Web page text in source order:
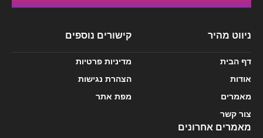
ניווט מהיר
דף הבית
אודות
מאמרים
צור קשר
קישורים נוספים
מדיניות פרטיות
הצהרת נגישות
מפת אתר
מאמרים אחרונים